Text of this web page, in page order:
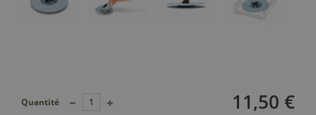
11,50 €
Quantité